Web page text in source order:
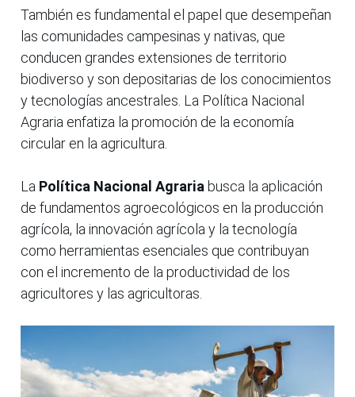
También es fundamental el papel que desempeñan
las comunidades campesinas y nativas, que
conducen grandes extensiones de territorio
biodiverso y son depositarias de los conocimientos
y tecnologías ancestrales. La Política Nacional
Agraria enfatiza la promoción de la economía
circular en la agricultura.
La Política Nacional Agraria busca la aplicación
de fundamentos agroecológicos en la producción
agrícola, la innovación agrícola y la tecnología
como herramientas esenciales que contribuyan
con el incremento de la productividad de los
agricultores y las agricultoras.